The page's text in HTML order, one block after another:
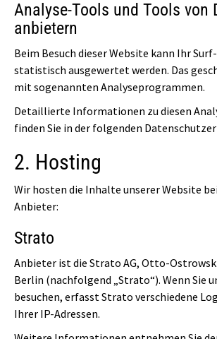
Analyse-Tools und Tools
anbietern
Beim Besuch dieser Website kann Ihr
statistisch ausgewertet werden. Das
mit sogenannten Analyseprogrammen.
Detaillierte Informationen zu diesen
finden Sie in der folgenden
2. Hosting
Wir hosten die Inhalte unserer Website
Anbieter:
Strato
Anbieter ist die Strato AG, Otto-
Berlin (nachfolgend „Strato“). Wenn Sie
besuchen, erfasst Strato verschiedene
Ihrer IP-Adressen.